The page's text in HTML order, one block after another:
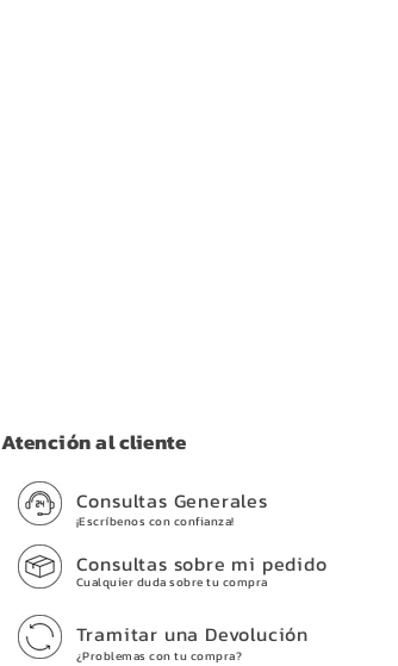
Atención al cliente
Consultas Generales
¡Escríbenos con confianza!
Consultas sobre mi pedido
Cualquier duda sobre tu compra
Tramitar una Devolución
¿Problemas con tu compra?